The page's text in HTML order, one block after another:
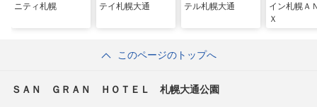
ニティ札幌
テイ札幌大通
テル札幌大通
イン札幌Ａ
Ｘ
このページのトップへ
ＳＡＮ ＧＲＡＮ ＨＯＴＥＬ 札幌大通公園